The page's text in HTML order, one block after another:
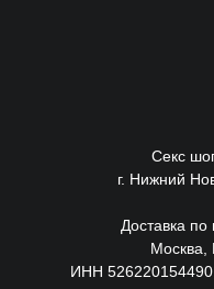
Секс
г. Нижний
Доставка
Москва,
ИНН